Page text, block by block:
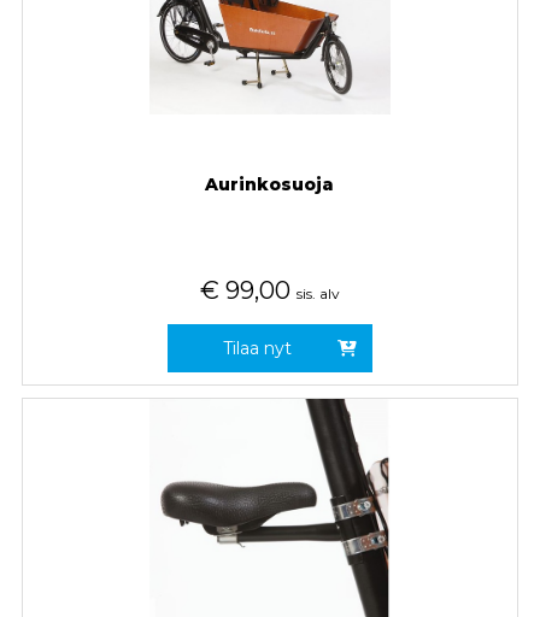
Aurinkosuoja
€ 99,00 sis. alv
Tilaa nyt